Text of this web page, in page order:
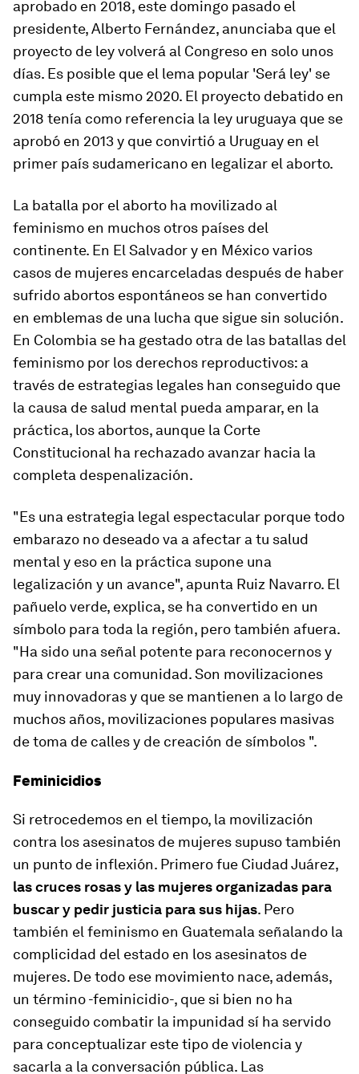
aprobado en 2018, este domingo pasado el
presidente, Alberto Fernández, anunciaba que el
proyecto de ley volverá al Congreso en solo unos
días. Es posible que el lema popular 'Será ley' se
cumpla este mismo 2020. El proyecto debatido en
2018 tenía como referencia la ley uruguaya que se
aprobó en 2013 y que convirtió a Uruguay en el
primer país sudamericano en legalizar el aborto.
La batalla por el aborto ha movilizado al
feminismo en muchos otros países del
continente. En El Salvador y en México varios
casos de mujeres encarceladas después de haber
sufrido abortos espontáneos se han convertido
en emblemas de una lucha que sigue sin solución.
En Colombia se ha gestado otra de las batallas del
feminismo por los derechos reproductivos: a
través de estrategias legales han conseguido que
la causa de salud mental pueda amparar, en la
práctica, los abortos, aunque la Corte
Constitucional ha rechazado avanzar hacia la
completa despenalización.
"Es una estrategia legal espectacular porque todo
embarazo no deseado va a afectar a tu salud
mental y eso en la práctica supone una
legalización y un avance", apunta Ruiz Navarro. El
pañuelo verde, explica, se ha convertido en un
símbolo para toda la región, pero también afuera.
"Ha sido una señal potente para reconocernos y
para crear una comunidad. Son movilizaciones
muy innovadoras y que se mantienen a lo largo de
muchos años, movilizaciones populares masivas
de toma de calles y de creación de símbolos ".
Feminicidios
Si retrocedemos en el tiempo, la movilización
contra los asesinatos de mujeres supuso también
un punto de inflexión. Primero fue Ciudad Juárez,
las cruces rosas y las mujeres organizadas para
buscar y pedir justicia para sus hijas. Pero
también el feminismo en Guatemala señalando la
complicidad del estado en los asesinatos de
mujeres. De todo ese movimiento nace, además,
un término -feminicidio-, que si bien no ha
conseguido combatir la impunidad sí ha servido
para conceptualizar este tipo de violencia y
sacarla a la conversación pública. Las